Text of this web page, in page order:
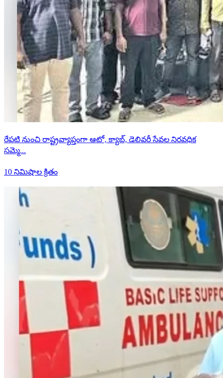
రేపటి నుంచి రాష్ట్రవ్యాప్తంగా ఆటో, క్యాబ్, డెలివరీ సేవల నిరవధిక
సమ్మె...
10 నిమిషాల క్రితం